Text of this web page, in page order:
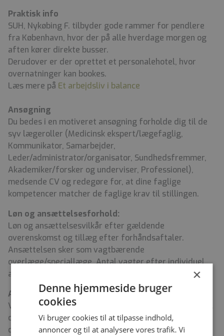
Praktisk info
SUH, Nykøbing F. tilbyder gode rammer for pendlere
fra København, hvor der på alle hverdage morgen og
aften kører direkte busser.
Derudover er der oprettet et personalehotel, hvor
overnatninger kan bookes.
Læs mere på Et arbejdsliv i balance
Ansøgning
Du bedes i en motiveret ansøgning forholde dig til de
syv lægeroller (Medicinsk ekspert/lægefaglig,
Kommunikator, Samarbejder,
Leder/administrator/organisator, Sundhedsfremmer,
Akademiker/forsker og underviser, Professionel),
medsende CV og redegøre for, at dine faglige
kompetencer matcher de faglige krav til stillingen.
Løn og ansættelsesforhold:
Løn og ansættelsesvilkår efter gældende
overenskomst og tillæg efter forhåndsaftaler.
Ansættelsen sker som vagtbærende
overlæge/speciallæge. Antal vagter efter individuel
aftale.
Ansøgningsfrist
Vi glæder os til at modtage din ansøgning senest d. 21.
oktober 2025 – samtaler afholdes om eftermiddagen
d. 27. oktober 2025.
×
Denne hjemmeside bruger
cookies
Vi bruger cookies til at tilpasse indhold,
annoncer og til at analysere vores trafik. Vi